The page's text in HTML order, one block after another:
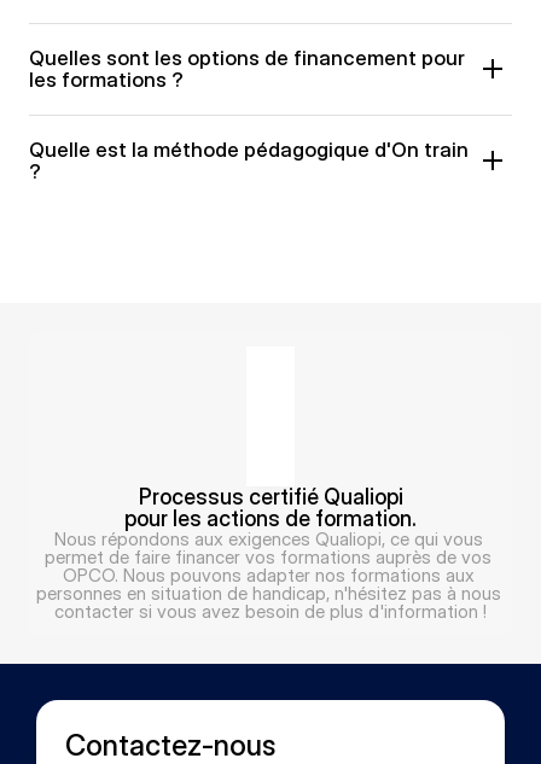
Quelles sont les options de financement pour
les formations ?
Quelle est la méthode pédagogique d'On train
?
Processus certifié Qualiopi
pour les actions de formation.
Nous répondons aux exigences Qualiopi, ce qui vous
permet de faire financer vos formations auprès de vos
OPCO. Nous pouvons adapter nos formations aux
personnes en situation de handicap, n'hésitez pas à nous
contacter si vous avez besoin de plus d'information !
Contactez-nous